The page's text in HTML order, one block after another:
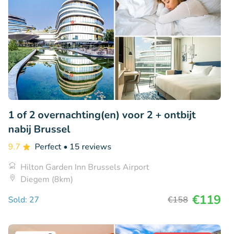
1 of 2 overnachting(en) voor 2 + ontbijt
nabij Brussel
9.7 Perfect • 15 reviews
Hilton Garden Inn Brussels Airport
Diegem (8km)
Sold: 27
€158 €119